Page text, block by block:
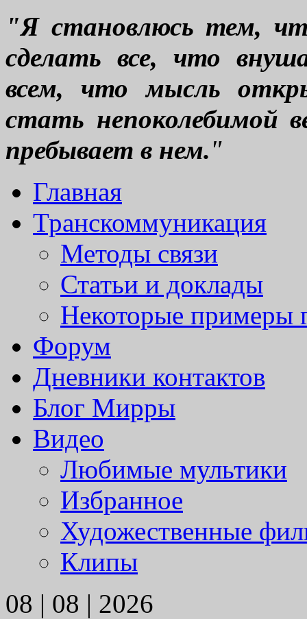
"Я становлюсь тем,
сделать все, что
всем, что мысль
стать непоколебимой
пребывает в нем."
Главная
Транскоммуникация
Методы связи
Статьи и доклады
Некоторые примеры
Форум
Дневники контактов
Блог Мирры
Видео
Любимые мультики
Избранное
Художественные
Клипы
08 | 08 | 2026